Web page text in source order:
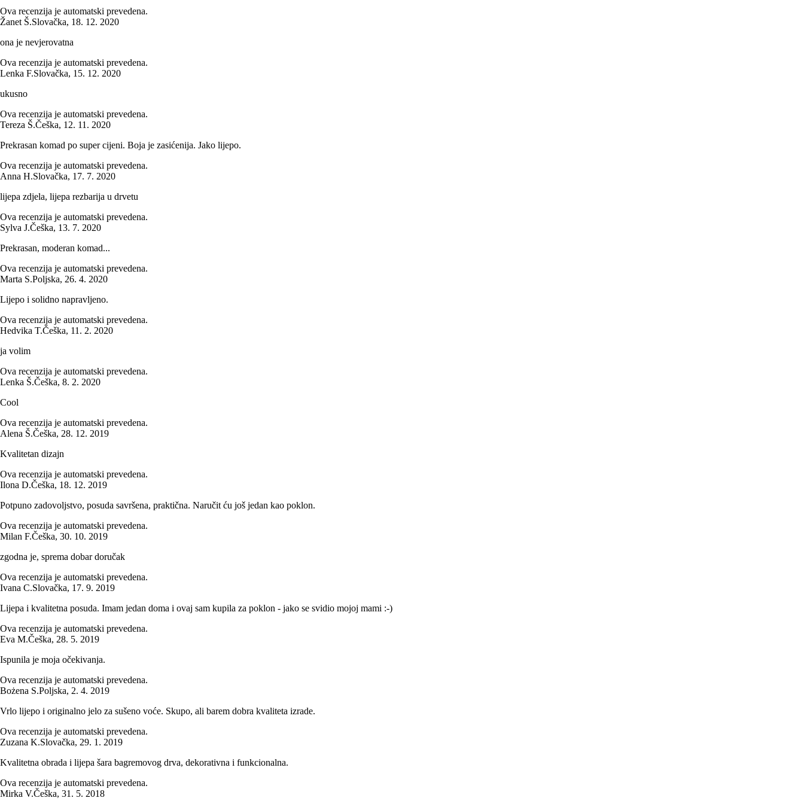
Ova recenzija je automatski prevedena.
Žanet Š.Slovačka, 18. 12. 2020
ona je nevjerovatna
Ova recenzija je automatski prevedena.
Lenka F.Slovačka, 15. 12. 2020
ukusno
Ova recenzija je automatski prevedena.
Tereza Š.Češka, 12. 11. 2020
Prekrasan komad po super cijeni. Boja je zasićenija. Jako lijepo.
Ova recenzija je automatski prevedena.
Anna H.Slovačka, 17. 7. 2020
lijepa zdjela, lijepa rezbarija u drvetu
Ova recenzija je automatski prevedena.
Sylva J.Češka, 13. 7. 2020
Prekrasan, moderan komad...
Ova recenzija je automatski prevedena.
Marta S.Poljska, 26. 4. 2020
Lijepo i solidno napravljeno.
Ova recenzija je automatski prevedena.
Hedvika T.Češka, 11. 2. 2020
ja volim
Ova recenzija je automatski prevedena.
Lenka Š.Češka, 8. 2. 2020
Cool
Ova recenzija je automatski prevedena.
Alena Š.Češka, 28. 12. 2019
Kvalitetan dizajn
Ova recenzija je automatski prevedena.
Ilona D.Češka, 18. 12. 2019
Potpuno zadovoljstvo, posuda savršena, praktična. Naručit ću još jedan kao poklon.
Ova recenzija je automatski prevedena.
Milan F.Češka, 30. 10. 2019
zgodna je, sprema dobar doručak
Ova recenzija je automatski prevedena.
Ivana C.Slovačka, 17. 9. 2019
Lijepa i kvalitetna posuda. Imam jedan doma i ovaj sam kupila za poklon - jako se svidio mojoj mami :-)
Ova recenzija je automatski prevedena.
Eva M.Češka, 28. 5. 2019
Ispunila je moja očekivanja.
Ova recenzija je automatski prevedena.
Bożena S.Poljska, 2. 4. 2019
Vrlo lijepo i originalno jelo za sušeno voće. Skupo, ali barem dobra kvaliteta izrade.
Ova recenzija je automatski prevedena.
Zuzana K.Slovačka, 29. 1. 2019
Kvalitetna obrada i lijepa šara bagremovog drva, dekorativna i funkcionalna.
Ova recenzija je automatski prevedena.
Mirka V.Češka, 31. 5. 2018